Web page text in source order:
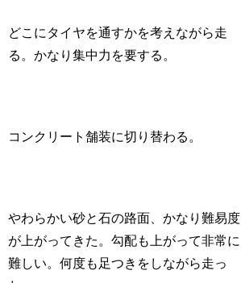
どこにタイヤを通すかを考えながら走
る。かなり集中力を要する。
コンクリート舗装に切り替わる。
やわらかい砂と石の路面、かなり難易度
が上がってきた。勾配も上がって非常に
難しい。何度も足つきをしながら走っ